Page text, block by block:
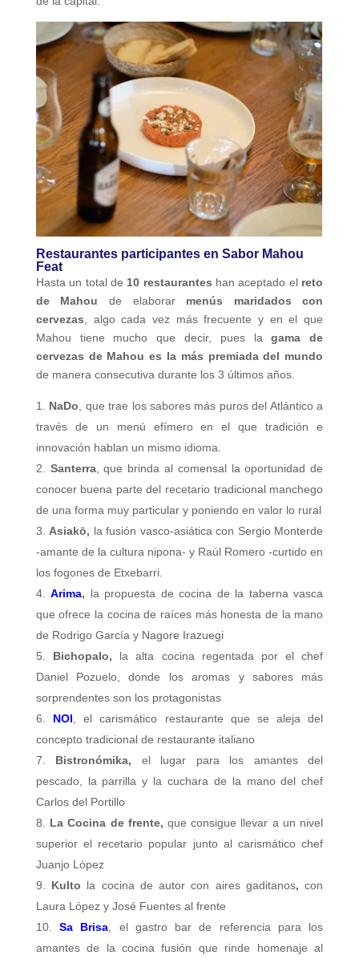
Restaurantes participantes en Sabor Mahou
Feat
Hasta un total de 10 restaurantes han aceptado el reto
de Mahou de elaborar menús maridados con
cervezas, algo cada vez más frecuente y en el que
Mahou tiene mucho que decir, pues lagama de
cervezas de Mahou es la más premiada del mundo
de manera consecutiva durante los 3 últimos años.
NaDo, que trae los sabores más puros del Atlántico a
través de un menú efímero en el que tradición e
innovación hablan un mismo idioma.
Santerra, que brinda al comensal la oportunidad de
conocer buena parte del recetario tradicional manchego
de una forma muy particular y poniendo en valor lo rural
Asiakō, la fusión vasco-asiática con Sergio Monterde
-amante de la cultura nipona- y Raúl Romero -curtido en
los fogones de Etxebarri.
Arima, la propuesta de cocina de la taberna vasca
que ofrece la cocina de raíces más honesta de la mano
de Rodrigo García y Nagore Irazuegi
Bichopalo, la alta cocina regentada por el chef
Daniel Pozuelo, donde los aromas y sabores más
sorprendentes son los protagonistas
NOI, el carismático restaurante que se aleja del
concepto tradicional de restaurante italiano
Bistronómika, el lugar para los amantes del
pescado, la parrilla y la cuchara de la mano del chef
Carlos del Portillo
La Cocina de frente, que consigue llevar a un nivel
superior el recetario popular junto al carismático chef
Juanjo López
Kulto la cocina de autor con aires gaditanos,con
Laura López y José Fuentes al frente
Sa Brisa, el gastro bar de referencia para los
amantes de la cocina fusión que rinde homenaje al